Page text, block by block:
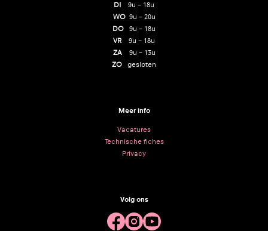
DI 9u – 18u
WO9u – 20u
DO 9u – 18u
VR 9u – 18u
ZA
9u – 13u
ZO gesloten
Meer info
Vacatures
Technische fiches
Privacy
Volg ons